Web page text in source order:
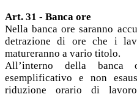
Art. 31 - Banca ore
Nella banca ore saranno
detrazione di ore che i
matureranno a vario titolo.
All’interno della banca
esemplificativo e non
riduzione orario di